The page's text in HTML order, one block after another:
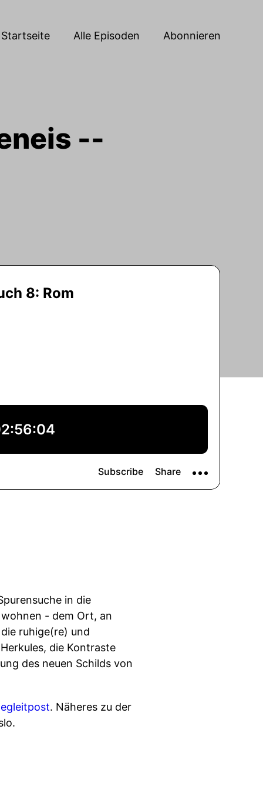
Startseite Alle Episoden Abonnieren
--
in die
- dem Ort, an
ruhige(re) und
die Kontraste
des neuen Schilds von
. Näheres zu der